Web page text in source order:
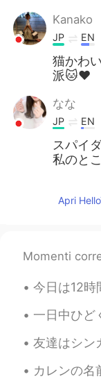
Kanako
JP EN
猫かわ
派🐱❤
なな
JP EN
スパイ
私のと
Apri
Momenti
今日は12時間働きました！しんどかった。😓 明日は休みか
一日中ひどく雨が降っていました。⛈ 運転するのはち
友達はシンガポールに行ったあと、Irvin's
カレンの名前がある人はちょっとかわいそうですね。スラ